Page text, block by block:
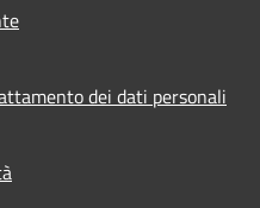
dei dati personali